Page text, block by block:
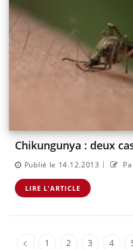
Chikungunya : deux
Publié le 14.12.2013 |
LIRE L'ARTICLE
1 2 3 4